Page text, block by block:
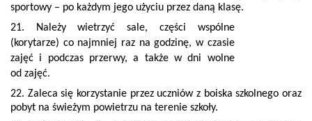
sportowy – po każdym jego użyciu przez daną klasę.
21. Należy wietrzyć sale, części wspólne
(korytarze) co najmniej raz na godzinę, w czasie
zajęć i podczas przerwy, a także w dni wolne
od zajęć.
22. Zaleca się korzystanie przez uczniów z boiska szkolnego oraz
pobyt na świeżym powietrzu na terenie szkoły.